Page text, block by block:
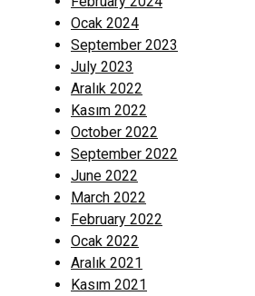
Ocak 2024
September 2023
July 2023
Aralık 2022
Kasım 2022
October 2022
September 2022
June 2022
March 2022
February 2022
Ocak 2022
Aralık 2021
Kasım 2021